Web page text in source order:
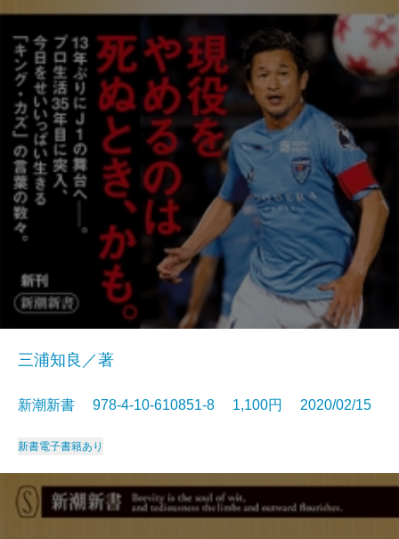
三浦知良／著
新潮新書 978-4-10-610851-8 1,100円 2020/02/15
新書電子書籍あり